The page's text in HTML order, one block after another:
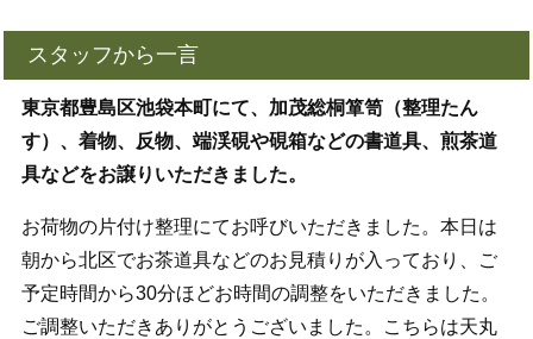
スタッフから一言
東京都豊島区池袋本町にて、加茂総桐箪笥（整理たん
す）、着物、反物、端渓硯や硯箱などの書道具、煎茶道
具などをお譲りいただきました。
お荷物の片付け整理にてお呼びいただきました。本日は
朝から北区でお茶道具などのお見積りが入っており、ご
予定時間から30分ほどお時間の調整をいただきました。
ご調整いただきありがとうございました。こちらは天丸